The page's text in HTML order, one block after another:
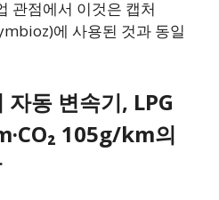
관점에서 이것은 캡처
에 사용된 것과 동일
자동 변속기, LPG
105g/km의